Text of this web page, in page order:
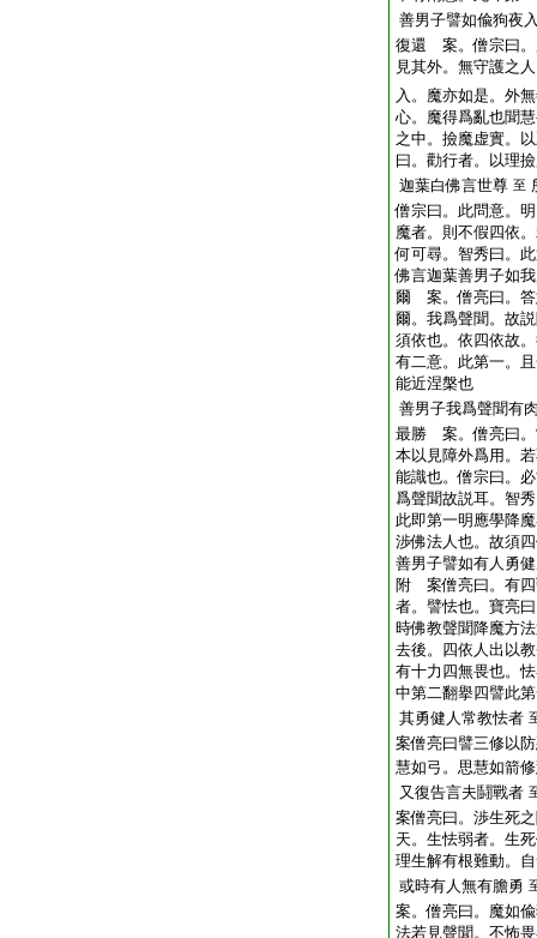
善男子譬如偸狗夜
復還 案。僧宗曰。
見其外。無守護之
入。魔亦如是。外
心。魔得爲亂也聞
之中。撿魔虚實。
曰。勸行者。以理
迦葉白佛言世尊 至
僧宗曰。此問意。
魔者。則不假四依
何可尋。智秀曰。
佛言迦葉善男子如
爾 案。僧亮曰。答
爾。我爲聲聞。故
須依也。依四依故
有二意。此第一。
能近涅槃也
善男子我爲聲聞有
最勝 案。僧亮曰。
本以見障外爲用。
能識也。僧宗曰。
爲聲聞故説耳。智
此即第一明應學降
渉佛法人也。故須
善男子譬如有人勇
附 案僧亮曰。有四
者。譬怯也。寶亮
時佛教聲聞降魔方
去後。四依人出以
有十力四無畏也。
中第二翻擧四譬此
其勇健人常教怯者
案僧亮曰譬三修以
慧如弓。思慧如箭
又復告言夫鬪戰者
案僧亮曰。渉生死
天。生怯弱者。生
理生解有根難動。
或時有人無有膽勇
案。僧亮曰。魔如
法若見聲聞。不怖